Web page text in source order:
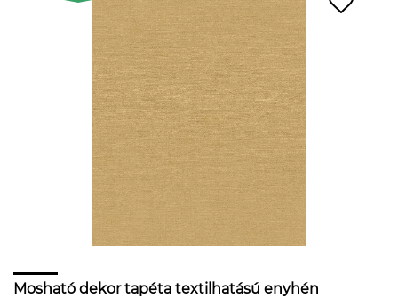
Mosható dekor tapéta textilhatású enyhén